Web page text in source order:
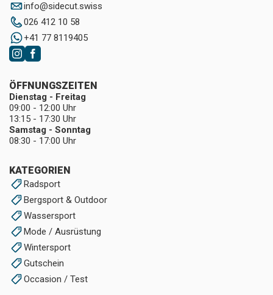
info@sidecut.swiss
026 412 10 58
+41 77 8119405
KATEGORIEN
Radsport
Bergsport & Outdoor
Wassersport
Mode / Ausrüstung
Wintersport
Gutschein
Occasion / Test
ÖFFNUNGSZEITEN
Dienstag - Freitag
09:00 - 12:00 Uhr
13:15 - 17:30 Uhr
Samstag - Sonntag
08:30 - 17:00 Uhr